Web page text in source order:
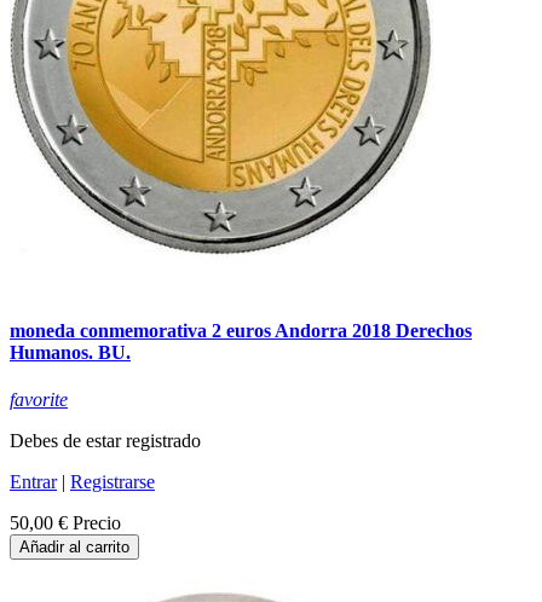
moneda conmemorativa 2 euros Andorra 2018 Derechos
Humanos. BU.
favorite
Debes de estar registrado
Entrar| Registrarse
50,00 € Precio
Añadir al carrito